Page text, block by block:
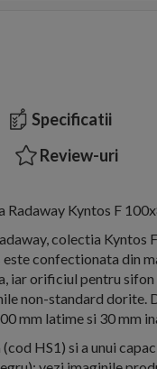
Specificatii
Review-uri
Radaway Kyntos F
colectia
confectionata din
iar orificiul pentru
non-standard dorite.
mm latime si 30 mm
HS1) si a unui